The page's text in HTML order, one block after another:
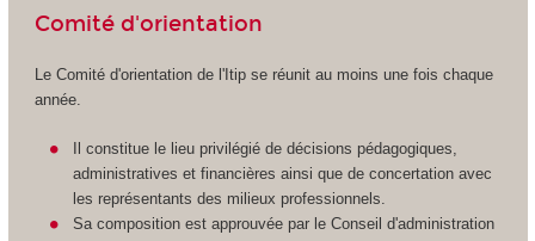
Comité d'orientation
Le Comité d'orientation de l'Itip se réunit au moins une fois chaque
année.
Il constitue le lieu privilégié de décisions pédagogiques,
administratives et financières ainsi que de concertation avec
les représentants des milieux professionnels.
Sa composition est approuvée par le Conseil d'administration